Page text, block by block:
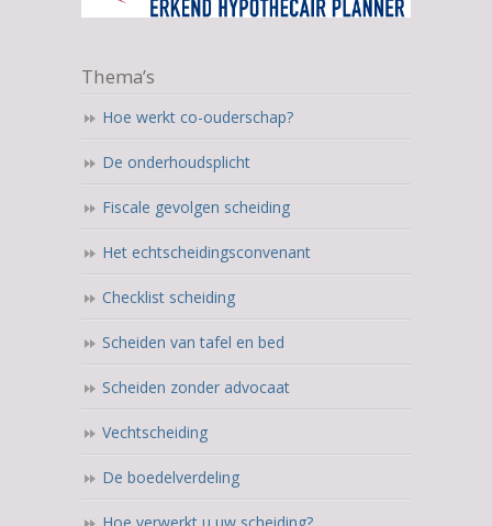
Thema’s
Hoe werkt co-ouderschap?
De onderhoudsplicht
Fiscale gevolgen scheiding
Het echtscheidingsconvenant
Checklist scheiding
Scheiden van tafel en bed
Scheiden zonder advocaat
Vechtscheiding
De boedelverdeling